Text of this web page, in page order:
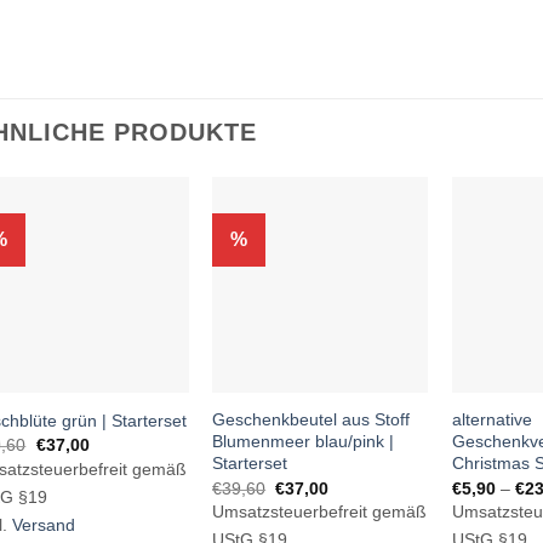
PRODUKTE
grün | Starterset
Ursprünglicher
Preis
war:
€39,60
€37,00Aktueller
Preis
ist:
gemäß
§19
Versand
%
Geschenkbeutel aus Stoff
Blumenmeer blau/pink |
Starterset
€39,60 Ursprünglicher
Preis
war:
€39,60
€37,00Aktueller
Preis
ist:
Umsatzsteuerbefreit gemäß
alternative
Christmas
€5,90 –€